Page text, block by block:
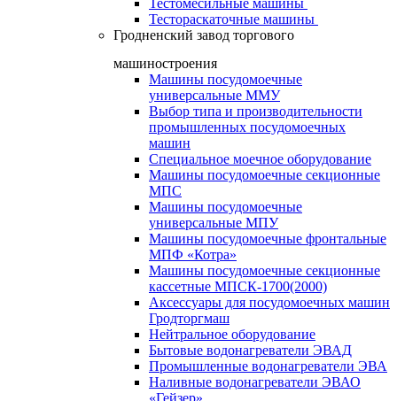
Тестомесильные машины
Тестораскаточные машины
Гродненский завод торгового
машиностроения
Машины посудомоечные
универсальные ММУ
Выбор типа и производительности
промышленных посудомоечных
машин
Специальное моечное оборудование
Машины посудомоечные секционные
МПС
Машины посудомоечные
универсальные МПУ
Машины посудомоечные фронтальные
МПФ «Котра»
Машины посудомоечные секционные
кассетные МПСК-1700(2000)
Аксессуары для посудомоечных машин
Гродторгмаш
Нейтральное оборудование
Бытовые водонагреватели ЭВАД
Промышленные водонагреватели ЭВА
Наливные водонагреватели ЭВАО
«Гейзер»